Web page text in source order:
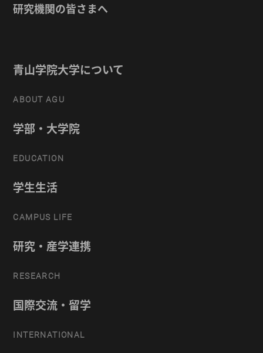
研究機関の皆さまへ
青山学院大学について
ABOUT AGU
学部・大学院
EDUCATION
学生生活
CAMPUS LIFE
研究・産学連携
RESEARCH
国際交流・留学
INTERNATIONAL